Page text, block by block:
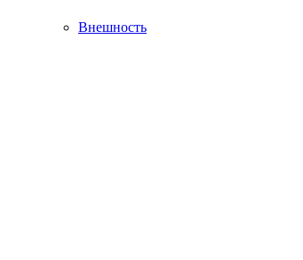
Внешность